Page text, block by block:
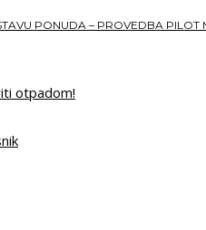
PONUDA – PROVEDBA PILOT